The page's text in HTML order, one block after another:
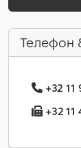
Телефон
+32
+32